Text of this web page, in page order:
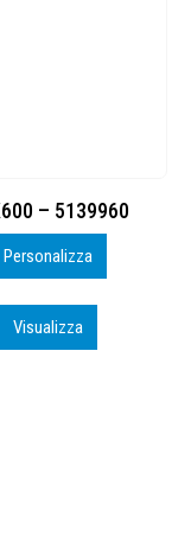
DTF
Personalizza
Visualizza